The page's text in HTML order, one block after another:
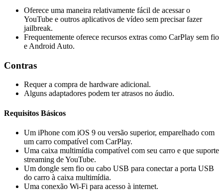
Oferece uma maneira relativamente fácil de acessar o
YouTube e outros aplicativos de vídeo sem precisar fazer
jailbreak.
Frequentemente oferece recursos extras como CarPlay sem fio
e Android Auto.
Contras
Requer a compra de hardware adicional.
Alguns adaptadores podem ter atrasos no áudio.
Requisitos Básicos
Um iPhone com iOS 9 ou versão superior, emparelhado com
um carro compatível com CarPlay.
Uma caixa multimídia compatível com seu carro e que suporte
streaming de YouTube.
Um dongle sem fio ou cabo USB para conectar a porta USB
do carro à caixa multimídia.
Uma conexão Wi-Fi para acesso à internet.